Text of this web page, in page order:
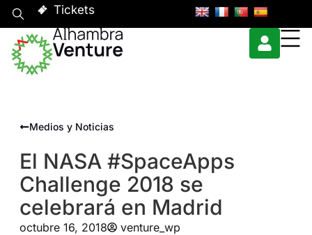
Tickets
Medios y Noticias
El NASA #SpaceApps
Challenge 2018 se
celebrará en Madrid
octubre 16, 2018 venture_wp